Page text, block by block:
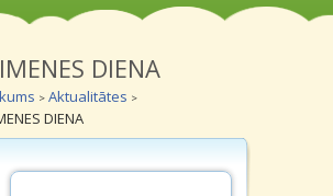
DIENA
> Aktualitātes >
DIENA